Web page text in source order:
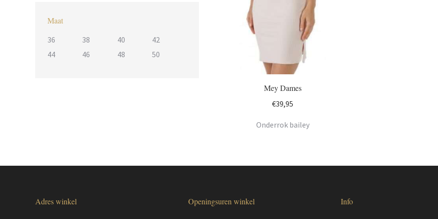
Mey Dames
€39,95
Onderrok bailey
Maat
36 38 40
42
44
46 48 50
Adres winkel Openingsuren winkel Info